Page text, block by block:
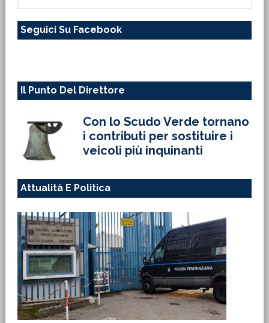
sito
Seguici Su Facebook
Il Punto Del Direttore
Con lo Scudo Verde tornano
i contributi per sostituire i
veicoli più inquinanti
Attualità E Politica